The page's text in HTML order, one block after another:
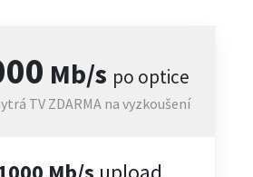
Mb/s po optice
TV ZDARMA na vyzkoušení